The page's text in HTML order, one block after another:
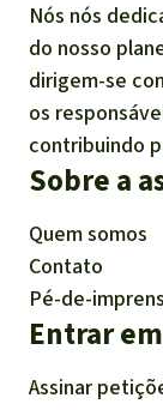
Nós nós
do nosso
dirigem-se
os
contribuindo
Sobre a
Quem somos
Contato
Pé-de-
Entrar
Assinar